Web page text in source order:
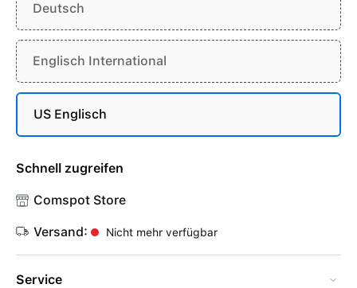
Deutsch
Englisch International
US Englisch
Schnell zugreifen
Comspot Store
Versand: Nicht mehr verfügbar
Service